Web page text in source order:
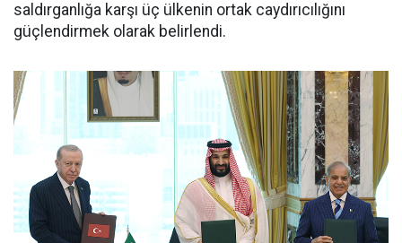
saldırganlığa karşı üç ülkenin ortak caydırıcılığını
güçlendirmek olarak belirlendi.